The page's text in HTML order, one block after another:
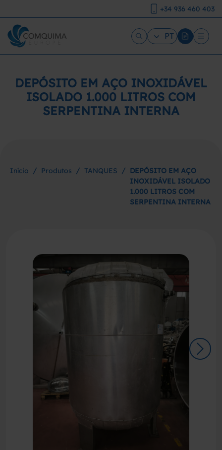
+34 936 460 403
PT
DEPÓSITO EM AÇO INOXIDÁVEL
ISOLADO 1.000 LITROS COM
SERPENTINA INTERNA
Início / Produtos / TANQUES / DEPÓSITO EM AÇO
INOXIDÁVEL ISOLADO
1.000 LITROS COM
SERPENTINA INTERNA